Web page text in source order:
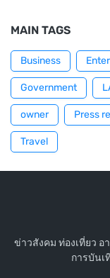
MAIN TAGS
Business
Government
owner Press
Travel
ข่าวสังคม ท่องเที่ยว อ
การบัน